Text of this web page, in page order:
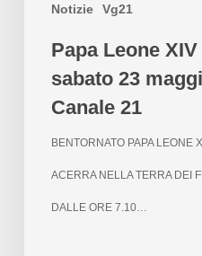
Notizie Vg21
Papa Leone
sabato 23
Canale 21
BENTORNATO PAPA LEONE
ACERRA NELLA TERRA DEI
DALLE ORE 7.10…